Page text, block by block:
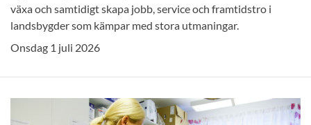
växa och samtidigt skapa jobb, service och framtidstro i
landsbygder som kämpar med stora utmaningar.
Onsdag 1 juli 2026